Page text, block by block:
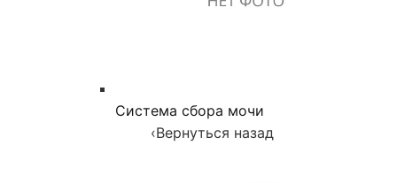
Система сбора мочи
‹Вернуться назад